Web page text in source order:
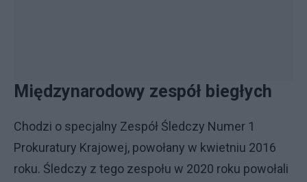
Międzynarodowy zespół biegłych
Chodzi o specjalny Zespół Śledczy Numer 1
Prokuratury Krajowej, powołany w kwietniu 2016
roku. Śledczy z tego zespołu w 2020 roku powołali